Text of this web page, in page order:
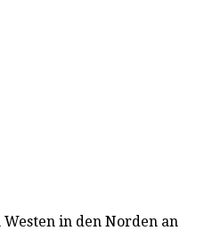
in den Norden an